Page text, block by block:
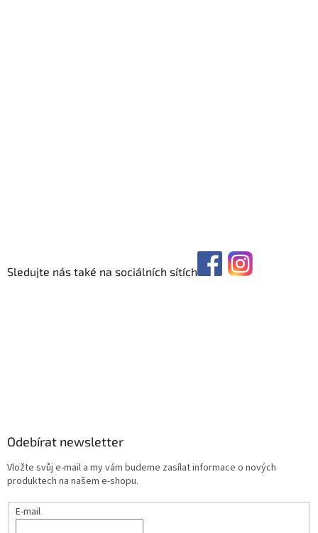
Sledujte nás také na sociálních sítích
Odebírat newsletter
Vložte svůj e-mail a my vám budeme zasílat informace o nových
produktech na našem e-shopu.
E-mail